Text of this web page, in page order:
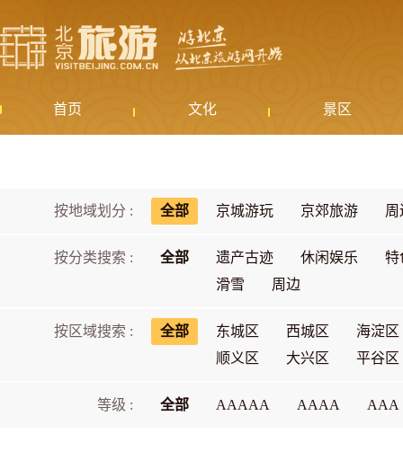
首页 文化 景区
按地域划分 : 全部 京城游玩 京郊旅游 周
按分类搜索 : 全部 遗产古迹 休闲娱乐
特
滑雪
周边
按区域搜索 : 全部 东城区 西城区
海淀区
顺义区
大兴区 平谷区
等级 : 全部 AAAAA AAAA AAA